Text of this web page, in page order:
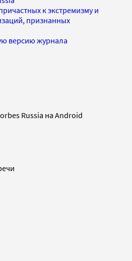
к экстремизму и
признанных
версию журнала
Russia на Android